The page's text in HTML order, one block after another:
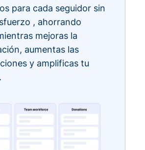
para cada seguidor sin
, ahorrando
mejoras la
aumentas las
y amplificas tu